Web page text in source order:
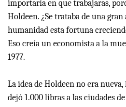
importaría en que trabajaras,
Holdeen. ¿Se trataba de una gran
humanidad esta fortuna
Eso creía un economista a la
1977.
La idea de Holdeen no era nueva,
dejó 1.000 libras a las ciudades